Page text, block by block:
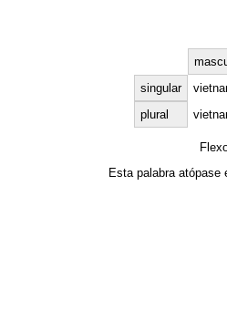
singular
plural
Esta palabra atópase